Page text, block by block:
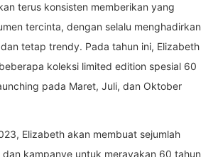
terus konsisten memberikan yang
tercinta, dengan selalu menghadirkan
tetap trendy. Pada tahun ini, Elizabeth
koleksi limited edition spesial 60
pada Maret, Juli, dan Oktober
Elizabeth akan membuat sejumlah
kampanye untuk merayakan 60 tahun